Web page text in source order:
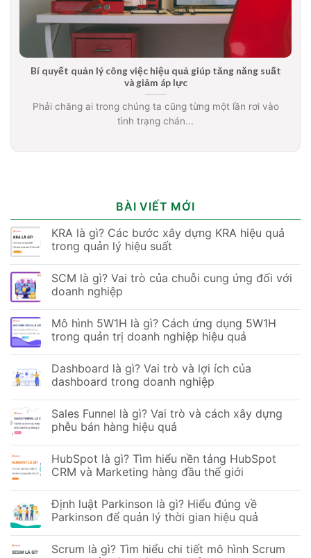
Bí quyết quản lý công việc hiệu quả giúp tăng năng suất
và giảm áp lực
Phải chăng ai trong chúng ta cũng từng một lần rơi vào
tình trạng chán...
BÀI VIẾT MỚI
KRA là gì? Các bước xây dựng KRA hiệu quả
trong quản lý hiệu suất
SCM là gì? Vai trò của chuỗi cung ứng đối với
doanh nghiệp
Mô hình 5W1H là gì? Cách ứng dụng 5W1H
trong quản trị doanh nghiệp hiệu quả
Dashboard là gì? Vai trò và lợi ích của
dashboard trong doanh nghiệp
Sales Funnel là gì? Vai trò và cách xây dựng
phễu bán hàng hiệu quả
HubSpot là gì? Tìm hiểu nền tảng HubSpot
CRM và Marketing hàng đầu thế giới
Định luật Parkinson là gì? Hiểu đúng về
Parkinson để quản lý thời gian hiệu quả
Scrum là gì? Tìm hiểu chi tiết mô hình Scrum